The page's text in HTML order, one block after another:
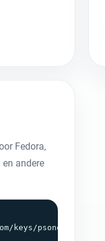
Fedora,
andere
keys/psono-